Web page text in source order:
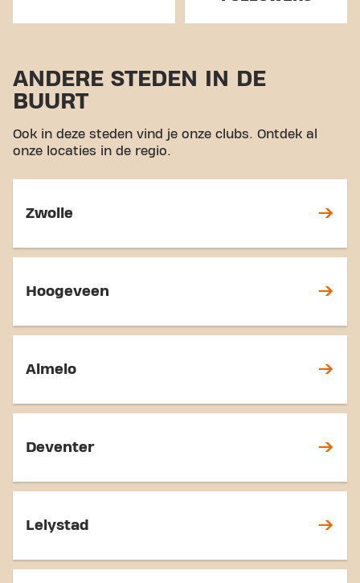
ANDERE STEDEN IN DE
BUURT
Ook in deze steden vind je onze clubs. Ontdek al
onze locaties in de regio.
Zwolle
Hoogeveen
Almelo
Deventer
Lelystad